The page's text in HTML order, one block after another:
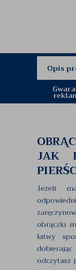
Opis
JAK
Jeżeli
obrączki
łatwy
odczytasz